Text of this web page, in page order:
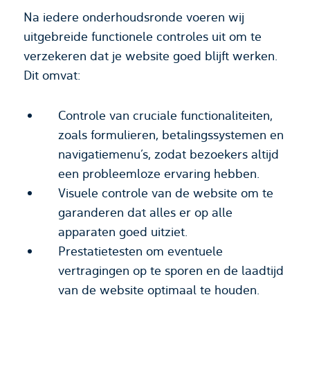
Na iedere onderhoudsronde voeren wij
uitgebreide functionele controles uit om te
verzekeren dat je website goed blijft werken.
Dit omvat:
Controle van cruciale functionaliteiten,
zoals formulieren, betalingssystemen en
navigatiemenu’s, zodat bezoekers altijd
een probleemloze ervaring hebben.
Visuele controle van de website om te
garanderen dat alles er op alle
apparaten goed uitziet.
Prestatietesten om eventuele
vertragingen op te sporen en de laadtijd
van de website optimaal te houden.